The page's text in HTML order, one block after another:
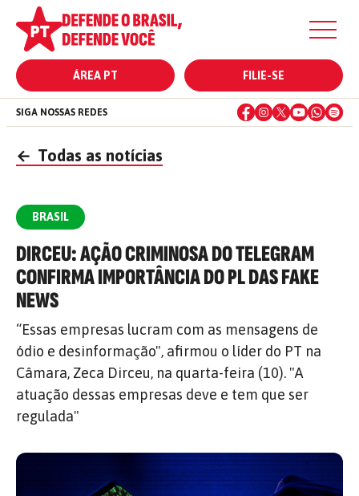
ÁREA PT FILIE-SE
SIGA NOSSAS REDES
← Todas as notícias
BRASIL
DIRCEU: AÇÃO CRIMINOSA DO TELEGRAM
CONFIRMA IMPORTÂNCIA DO PL DAS FAKE
NEWS
“Essas empresas lucram com as mensagens de
ódio e desinformação", afirmou o líder do PT na
Câmara, Zeca Dirceu, na quarta-feira (10). "A
atuação dessas empresas deve e tem que ser
regulada"